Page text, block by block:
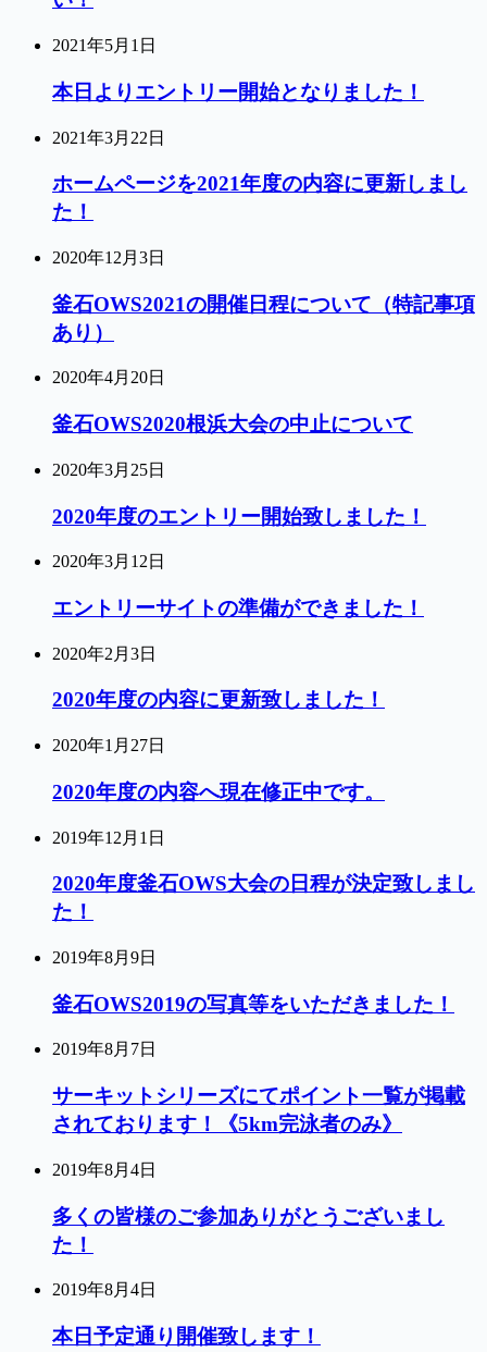
2021年5月1日
本日よりエントリー開始となりました！
2021年3月22日
ホームページを2021年度の内容に更新しまし
た！
2020年12月3日
釜石OWS2021の開催日程について（特記事項
あり）
2020年4月20日
釜石OWS2020根浜大会の中止について
2020年3月25日
2020年度のエントリー開始致しました！
2020年3月12日
エントリーサイトの準備ができました！
2020年2月3日
2020年度の内容に更新致しました！
2020年1月27日
2020年度の内容へ現在修正中です。
2019年12月1日
2020年度釜石OWS大会の日程が決定致しまし
た！
2019年8月9日
釜石OWS2019の写真等をいただきました！
2019年8月7日
サーキットシリーズにてポイント一覧が掲載
されております！《5km完泳者のみ》
2019年8月4日
多くの皆様のご参加ありがとうございまし
た！
2019年8月4日
本日予定通り開催致します！